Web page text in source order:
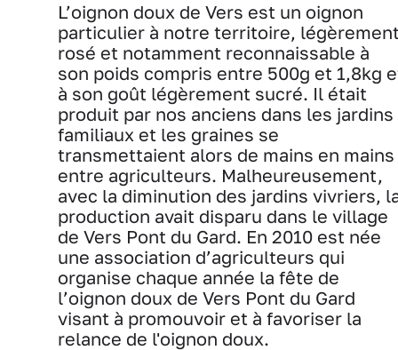
L’oignon doux de Vers est un oignon
particulier à notre territoire,
rosé et notamment reconnaissable à
son poids compris entre 500g et 1,8kg
à son goût légèrement sucré. Il était
produit par nos anciens dans les jardins
familiaux et les graines se
transmettaient alors de mains en mains
entre agriculteurs. Malheureusement,
avec la diminution des jardins vivriers,
production avait disparu dans le village
de Vers Pont du Gard. En 2010 est née
une association d’agriculteurs qui
organise chaque année la fête de
l’oignon doux de Vers Pont du Gard
visant à promouvoir et à favoriser la
relance de l'oignon doux.